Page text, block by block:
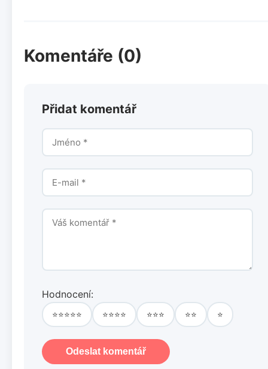
Komentáře (0)
Přidat komentář
Hodnocení:
⭐⭐⭐⭐⭐ ⭐⭐⭐⭐ ⭐⭐⭐ ⭐⭐ ⭐
Odeslat komentář